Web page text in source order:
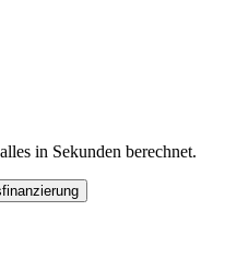
in Sekunden berechnet.